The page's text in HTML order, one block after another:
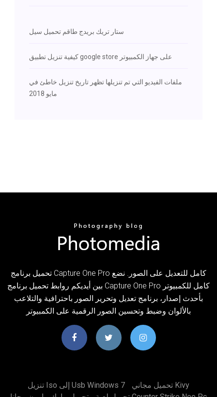
ستار تريك بريدج طاقم تحميل سيل
كيفية تنزيل تطبيق google store على جهاز الكمبيوتر
ملفات الفيديو التي تم تنزيلها تظهر تاريخ تنزيل خاطئ في
مايو 2018
تحميل برنامج Capture One Pro كامل للتعديل على الصور. نضع
بين أيديكم روابط تحميل برنامج Capture One Pro كامل للكمبيوتر
بأحدث إصدار، برنامج تعديل وتحرير الصور باحترافية والتلاعب
بالألوان وضبط وتحسين الصور الرقمية على الكمبيوتر
تنزيل Iso إلى Usb Windows 7
تحميل مجاني Kivy